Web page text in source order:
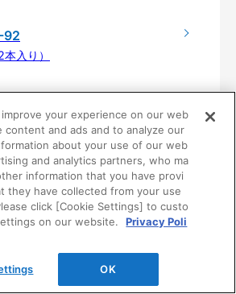
92
入り）
your experience on our web
content and ads and to analyze our
about your use of our web
and analytics partners, who ma
information that you have provi
they have collected from your use
click [Cookie Settings] to custo
on our website.
Privacy Poli
OK